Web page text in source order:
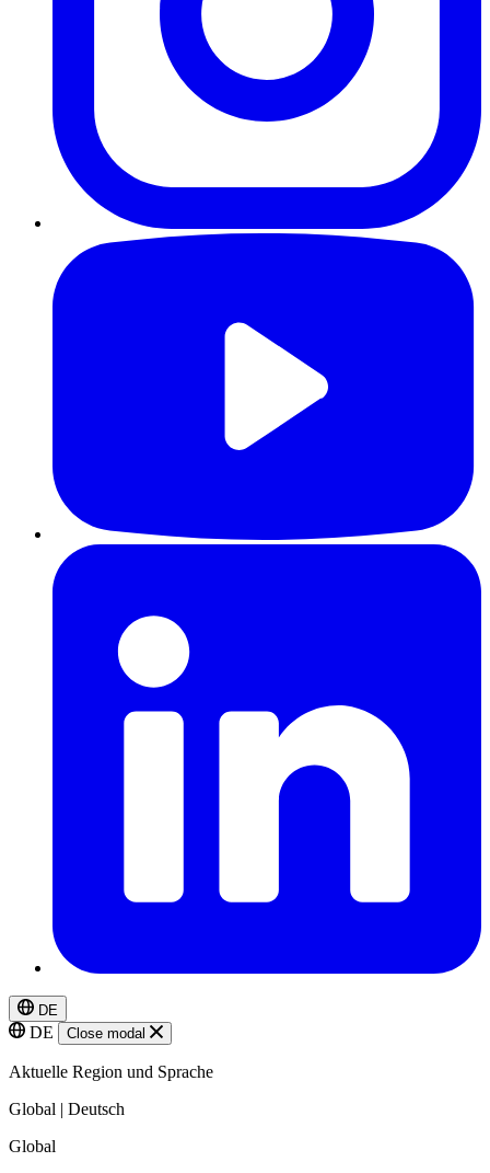
DE
DE Close modal
Aktuelle Region und Sprache
Global | Deutsch
Global